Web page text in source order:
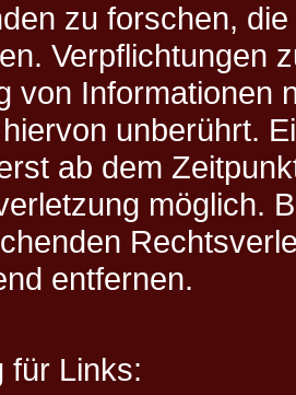
zu forschen,
Verpflichtungen
von Informationen
unberührt.
ab dem
möglich.
entfernen.
für Links: